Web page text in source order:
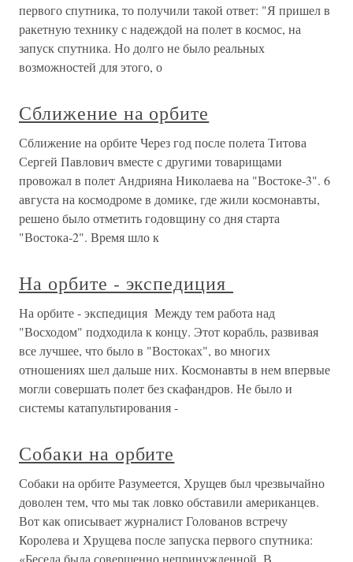
первого спутника, то получили такой ответ: "Я пришел в
ракетную технику с надеждой на полет в космос, на
запуск спутника. Но долго не было реальных
возможностей для этого, о
Сближение на орбите
Сближение на орбите Через год после полета Титова
Сергей Павлович вместе с другими товарищами
провожал в полет Андрияна Николаева на "Востоке-3". 6
августа на космодроме в домике, где жили космонавты,
решено было отметить годовщину со дня старта
"Востока-2". Время шло к
На орбите - экспедиция
На орбите - экспедиция Между тем работа над
"Восходом" подходила к концу. Этот корабль, развивая
все лучшее, что было в "Востоках", во многих
отношениях шел дальше них. Космонавты в нем впервые
могли совершать полет без скафандров. Не было и
системы катапультирования -
Собаки на орбите
Собаки на орбите Разумеется, Хрущев был чрезвычайно
доволен тем, что мы так ловко обставили американцев.
Вот как описывает журналист Голованов встречу
Королева и Хрущева после запуска первого спутника:
«Беседа была совершенно непринужденной. В